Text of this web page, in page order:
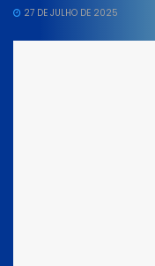
27 DE JULHO DE 2025